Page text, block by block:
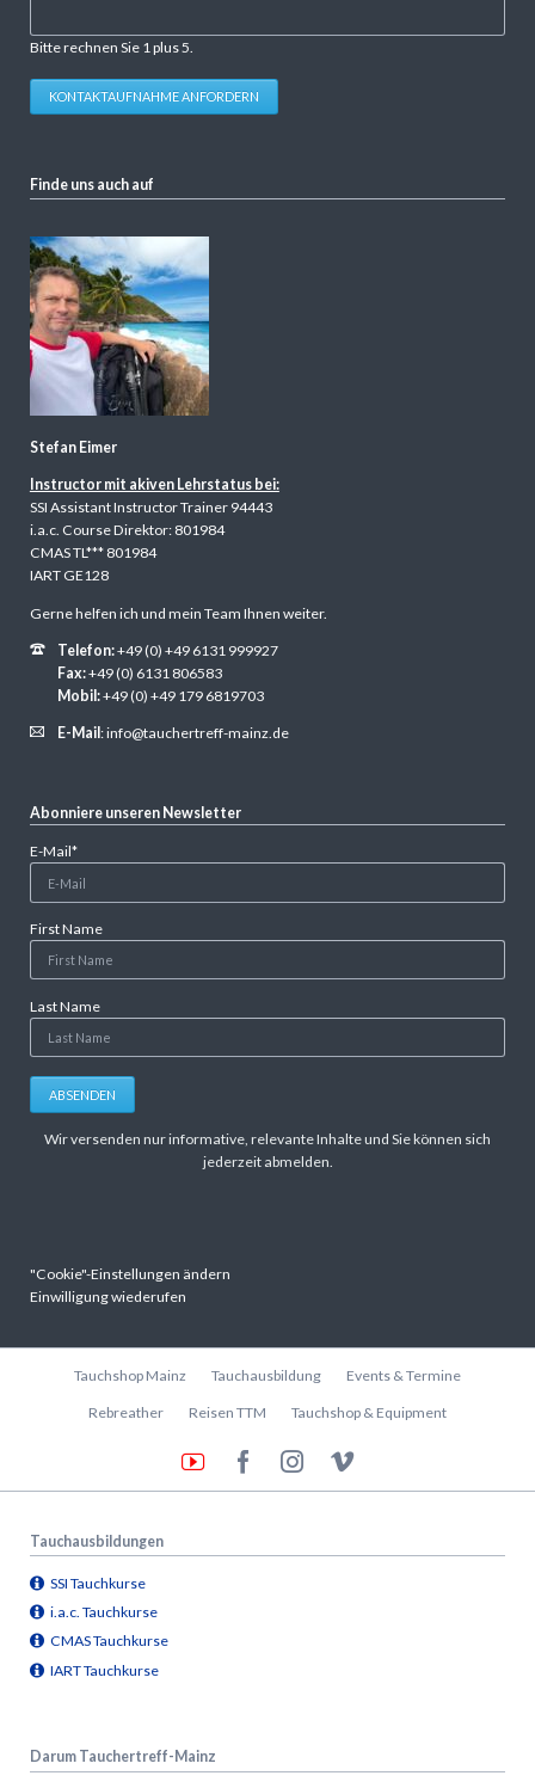
Bitte rechnen Sie 1 plus 5.
KONTAKTAUFNAHME ANFORDERN
Finde uns auch auf
Stefan Eimer
Instructor mit akiven Lehrstatus bei:
SSI Assistant Instructor Trainer 94443
i.a.c. Course Direktor: 801984
CMAS TL*** 801984
IART GE128
Gerne helfen ich und mein Team Ihnen weiter.
Telefon:+49 (0) +49 6131 999927
Fax:+49 (0) 6131 806583
Mobil:+49 (0) +49 179 6819703
E-Mail :info@tauchertreff-mainz.de
Abonniere unseren Newsletter
Pflichtfeld
E-Mail*
First Name
Last Name
ABSENDEN
Wir versenden nur informative, relevante Inhalte und Sie können sich
jederzeit abmelden.
"Cookie"-Einstellungen ändern
Einwilligung wiederufen
Navigation
überspringen
Tauchshop Mainz Tauchausbildung Events & Termine
Rebreather Reisen TTM Tauchshop & Equipment
Tauchausbildungen
SSI Tauchkurse
i.a.c. Tauchkurse
CMAS Tauchkurse
IART Tauchkurse
Darum Tauchertreff-Mainz